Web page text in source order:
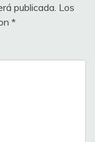
publicada. Los
*